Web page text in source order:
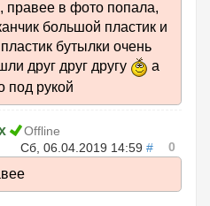
правее в фото попала,
большой пластик и
бутылки очень
друг друг другу
а
под рукой
Offline
Сб, 06.04.2019 14:59 # 0